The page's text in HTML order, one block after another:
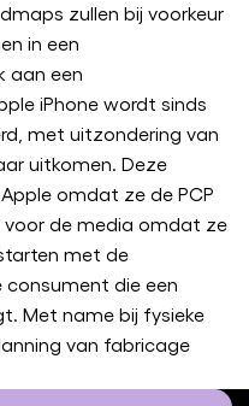
zullen bij voorkeur
in een
aan een
iPhone wordt sinds
met uitzondering van
uitkomen. Deze
omdat ze de PCP
voor de media omdat ze
met de
die een
Met name bij fysieke
van fabricage